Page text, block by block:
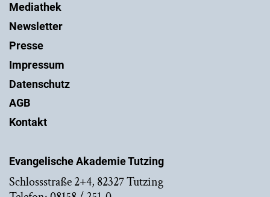
Evangelische Akademie Tutzing
Schlossstraße 2+4, 82327 Tutzing
Mediathek
Newsletter
Presse
Impressum
Datenschutz
AGB
Kontakt